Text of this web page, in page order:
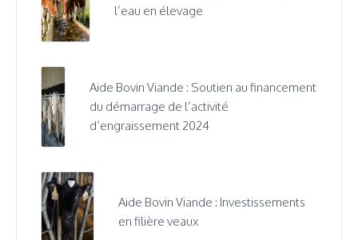
l’eau en élevage
Aide Bovin Viande : Soutien au financement
du démarrage de l’activité
d’engraissement 2024
Aide Bovin Viande : Investissements
en filière veaux